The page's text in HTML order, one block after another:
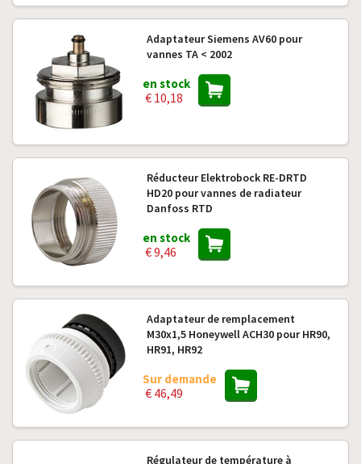
Adaptateur Siemens AV60 pour
vannes TA < 2002
en stock
€ 10,18
Réducteur Elektrobock RE-DRTD
HD20 pour vannes de radiateur
Danfoss RTD
en stock
€ 9,46
Adaptateur de remplacement
M30x1,5 Honeywell ACH30 pour HR90,
HR91, HR92
Sur demande
€ 46,49
Régulateur de température à